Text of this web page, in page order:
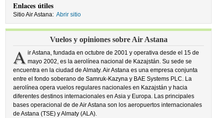
Enlaces útiles
Sitio Air Astana: Abrir sitio
Vuelos y opiniones sobre Air Astana
A ir Astana, fundada en octubre de 2001 y operativa desde el 15 de
mayo 2002, es la aerolínea nacional de Kazajstán. Su sede se
encuentra en la ciudad de Almaty. Air Astana es una empresa conjunta
entre el fondo soberano de Samruk-Kazyna y BAE Systems PLC. La
aerolínea opera vuelos regulares nacionales en Kazajstán y hacia
diferentes destinos internacionales en Asia y Europa. Las principales
bases operacional de de Air Astana son los aeropuertos internacionales
de Astana (TSE) y Almaty (ALA).